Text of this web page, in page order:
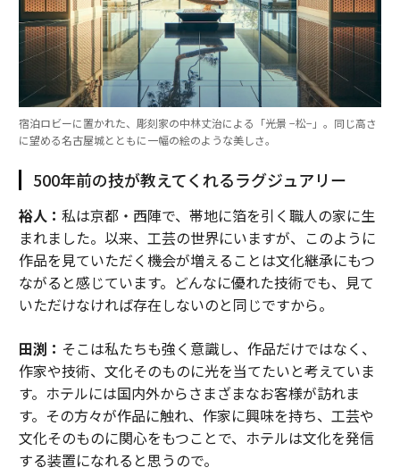
宿泊ロビーに置かれた、彫刻家の中林丈治による「光景 −松−」。同じ高さ
に望める名古屋城とともに一幅の絵のような美しさ。
500年前の技が教えてくれるラグジュアリー
裕人： 私は京都・西陣で、帯地に箔を引く職人の家に生
まれました。以来、工芸の世界にいますが、このように
作品を見ていただく機会が増えることは文化継承にもつ
ながると感じています。どんなに優れた技術でも、見て
いただけなければ存在しないのと同じですから。
田渕： そこは私たちも強く意識し、作品だけではなく、
作家や技術、文化そのものに光を当てたいと考えていま
す。ホテルには国内外からさまざまなお客様が訪れま
す。その方々が作品に触れ、作家に興味を持ち、工芸や
文化そのものに関心をもつことで、ホテルは文化を発信
する装置になれると思うので。